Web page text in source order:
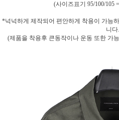
(사이즈표기 95/100/105
*넉넉하게 제작되어 편안하게 착용이 가능
니다.
(제품을 착용후 큰동작이나 운동 또한 가